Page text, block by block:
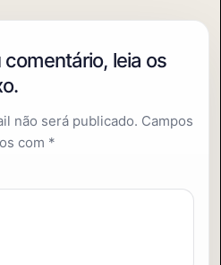
não será publicado. Campos
com *